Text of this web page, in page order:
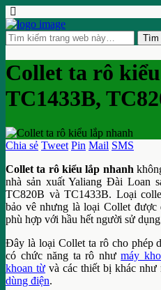
Collet ta rô
TC1433B,
Chia sẻ Tweet Pin Mail SMS
Collet ta rô kiểu lắp nhanh
nhà sản xuất Yaliang Đài Loan
TC820B và TC1433B. Loại
bảo vê nhưng là loại Collet được
phù hợp với hầu hết người sử
Đây là loại Collet ta rô cho phép
có chức năng ta rô nhưmáy
khoan từvà các thiết bị khác
dùng điện.